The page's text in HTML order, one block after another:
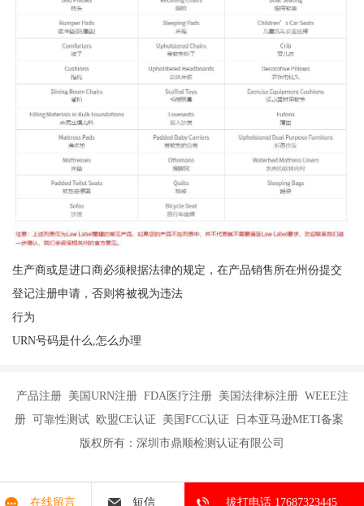
生产商或是进口商必须根据法律的规定，在产品销售所在州份提交
登记注册申请，否则将被视为违法
行为
URN号码是什么,怎么办理
产品注册 美国URN注册 FDA医疗注册 美国法律标注册 WEEE注
册 可靠性测试 欧盟CE认证 美国FCC认证 日本亚马逊METI备案
版权所有：深圳市鼎顺检测认证有限公司
在线留言 短信 拔打电话 17687323445